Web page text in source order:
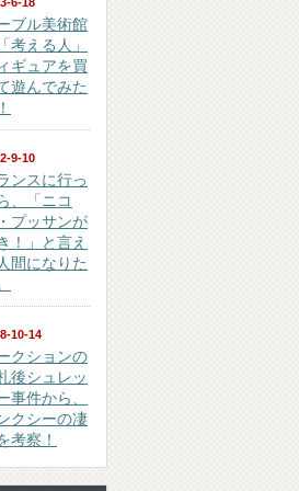
ブル美術館
考える人」
ギュアを買
遊んでみた
9-10
ンスに行っ
、「ニコ
プッサンが
！」と言え
間になりた
10-14
クションの
後シュレッ
事件から、
クシーの凄
考察！